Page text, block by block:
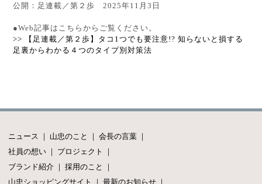
公開：足連載／第２歩 2025年11月3日
●Web記事はこちらからご覧ください。
>> 【足連載／第２歩】タコ1つでも要注意!? 知らないと損する
足裏からわかる４つのタイプ別対策法
ニュース ｜ 山忠のこと ｜会長の言葉 ｜
社員の想い ｜ プロジェクト
｜
ブランド紹介 ｜採用のこと
｜
山忠ショッピングサイト
｜最新のお知らせ ｜